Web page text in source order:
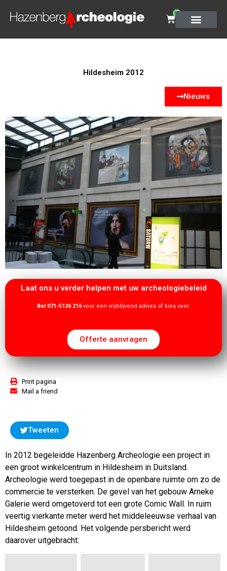
0
Hildesheim 2012
Nieuws
Laat ons u verder helpen met uw archeologiebeleid
Bel 071-5126 216voor een vrijblijvend advies of kies voor:
Offerte aanvragen
Print pagina
Mail a friend
Tweeten
In 2012 begeleidde Hazenberg Archeologie een project in
een groot winkelcentrum in Hildesheim in Duitsland.
Archeologie werd toegepast in de openbare ruimte om zo de
commercie te versterken. De gevel van het gebouw Arneke
Galerie werd omgetoverd tot een grote Comic Wall. In ruim
veertig vierkante meter werd het middeleeuwse verhaal van
Hildesheim getoond. Het volgende persbericht werd
daarover uitgebracht: